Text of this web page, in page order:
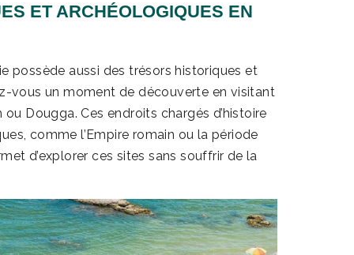
ET ARCHÉOLOGIQUES EN
possède aussi des trésors historiques et
vous un moment de découverte en visitant
Dougga. Ces endroits chargés d’histoire
comme l’Empire romain ou la période
d’explorer ces sites sans souffrir de la